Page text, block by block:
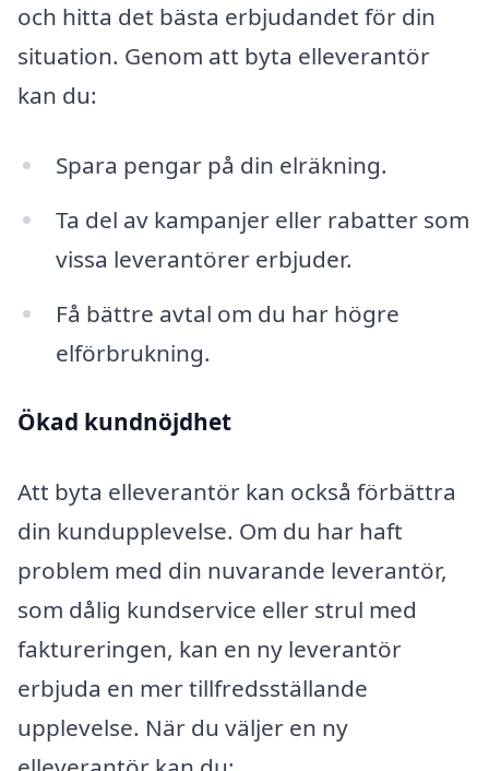
och hitta det bästa erbjudandet för din
situation. Genom att byta elleverantör
kan du:
Spara pengar på din elräkning.
Ta del av kampanjer eller rabatter som
vissa leverantörer erbjuder.
Få bättre avtal om du har högre
elförbrukning.
Ökad kundnöjdhet
Att byta elleverantör kan också förbättra
din kundupplevelse. Om du har haft
problem med din nuvarande leverantör,
som dålig kundservice eller strul med
faktureringen, kan en ny leverantör
erbjuda en mer tillfredsställande
upplevelse. När du väljer en ny